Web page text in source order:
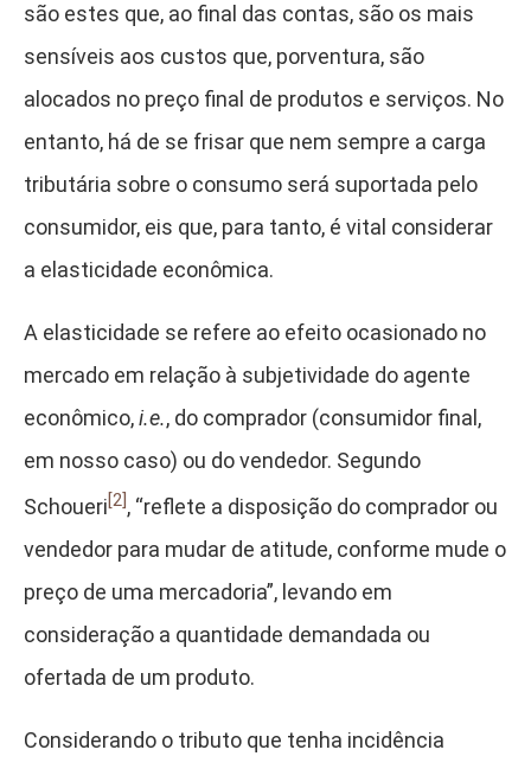
são estes que, ao final das contas, são os mais
sensíveis aos custos que, porventura, são
alocados no preço final de produtos e serviços. No
entanto, há de se frisar que nem sempre a carga
tributária sobre o consumo será suportada pelo
consumidor, eis que, para tanto, é vital considerar
a elasticidade econômica.
A elasticidade se refere ao efeito ocasionado no
mercado em relação à subjetividade do agente
econômico,i.e., do comprador (consumidor final,
em nosso caso) ou do vendedor. Segundo
Schoueri[2], “reflete a disposição do comprador ou
vendedor para mudar de atitude, conforme mude o
preço de uma mercadoria”, levando em
consideração a quantidade demandada ou
ofertada de um produto.
Considerando o tributo que tenha incidência